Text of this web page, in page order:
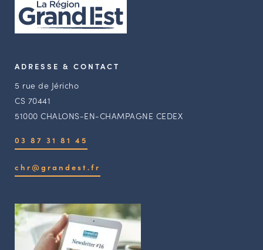
ADRESSE & CONTACT
5 rue de Jéricho
CS 70441
51000 CHALONS-EN-CHAMPAGNE CEDEX
03 87 31 81 45
chr@grandest.fr